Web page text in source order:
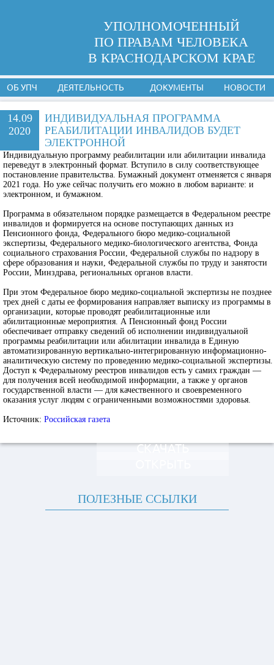
УПОЛНОМОЧЕННЫЙ
ПО ПРАВАМ ЧЕЛОВЕКА
В КРАСНОДАРСКОМ КРАЕ
ОБ УПЧ ДЕЯТЕЛЬНОСТЬ ДОКУМЕНТЫ НОВОСТИ
14.09
2020
ИНДИВИДУАЛЬНАЯ ПРОГРАММА
РЕАБИЛИТАЦИИ ИНВАЛИДОВ БУДЕТ
ЭЛЕКТРОННОЙ
Индивидуальную программу реабилитации или абилитации инвалида
переведут в электронный формат. Вступило в силу соответствующее
постановление правительства. Бумажный документ отменяется с января
2021 года. Но уже сейчас получить его можно в любом варианте: и
электронном, и бумажном.
Программа в обязательном порядке размещается в Федеральном реестре
инвалидов и формируется на основе поступающих данных из
Пенсионного фонда, Федерального бюро медико-социальной
экспертизы, Федерального медико-биологического агентства, Фонда
социального страхования России, Федеральной службы по надзору в
сфере образования и науки, Федеральной службы по труду и занятости
России, Минздрава, региональных органов власти.
При этом Федеральное бюро медико-социальной экспертизы не позднее
трех дней с даты ее формирования направляет выписку из программы в
организации, которые проводят реабилитационные или
абилитационные мероприятия. А Пенсионный фонд России
обеспечивает отправку сведений об исполнении индивидуальной
программы реабилитации или абилитации инвалида в Единую
автоматизированную вертикально-интегрированную информационно-
аналитическую систему по проведению медико-социальной экспертизы.
Доступ к Федеральному реестров инвалидов есть у самих граждан —
для получения всей необходимой информации, а также у органов
государственной власти — для качественного и своевременного
оказания услуг людям с ограниченными возможностями здоровья.
Источник: Российская газета
СКАЧАТЬ
ПОЛЕЗНЫЕ ССЫЛКИ